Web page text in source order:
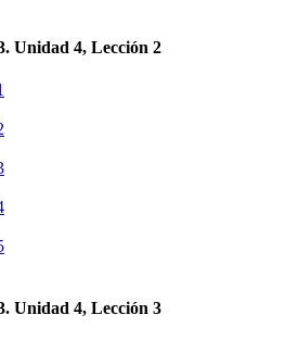
Unidad 4, Lección 2
Unidad 4, Lección 3